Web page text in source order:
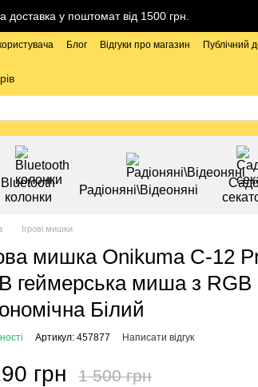
доставка у поштомат від 1500 грн.
Блог Відгуки про магазин
Публічний
Bluetooth
колонки
Радіоняні\Відеоняні
Ігрові мишки
мишка Onikuma C-12
геймерська миша з RGB
Білий
Артикул: 457877 Написати відгук
грн 1 500 грн